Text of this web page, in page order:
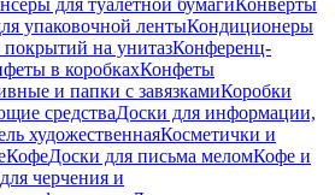
для туалетной бумагиКонверты
упаковочной лентыКондиционеры
на унитазКонференц-
в коробкахКонфеты
и папки с завязкамиКоробки
средстваДоски для информации,
художественнаяКосметички и
КофеДоски для письма меломКофе и
черчения и